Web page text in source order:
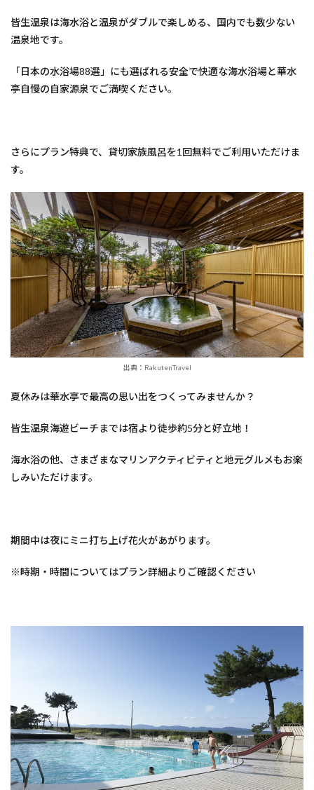
皆生温泉は海水浴と温泉がダブルで楽しめる、国内でも数少ない
温泉地です。
「日本の水浴場88選」にも選ばれる安全で快適な海水浴場と華水
亭自慢の自家源泉でご満喫ください。
さらにプラン特典で、貸切家族風呂を1回無料でご利用いただけま
す。
出典：RakutenTravel
夏休みは華水亭で最高の思い出をつくってみませんか？
皆生温泉海遊ビーチまでは宿より徒歩約5分と好立地！
海水浴の他、さまざまなマリンアクティビティと地元グルメもお楽
しみいただけます。
期間中は夜にミニ打ち上げ花火があがります。
※時期・時間についてはプラン詳細よりご確認ください